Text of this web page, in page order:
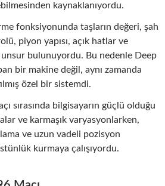
kaynaklanıyordu.
fonksiyonunda taşların değeri, şah
piyon yapısı, açık hatlar ve
bulunuyordu. Bu nedenle Deep
bir makine değil, aynı zamanda
özel bir sistemdi.
sırasında bilgisayarın güçlü olduğu
ve karmaşık varyasyonlarken,
ve uzun vadeli pozisyon
kurmaya çalışıyordu.